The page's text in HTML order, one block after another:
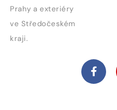
Prahy a exteriéry
ve Středočeském
kraji.